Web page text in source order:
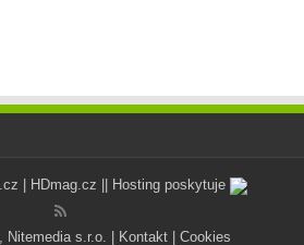
HDmag.cz || Hosting poskytuje
s.r.o. | Kontakt Cookies